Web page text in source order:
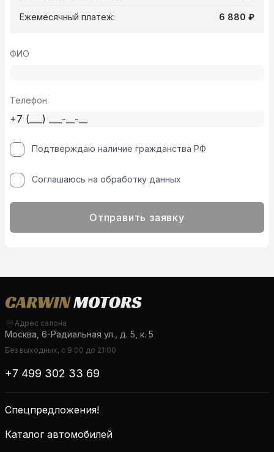
Ежемесячный платеж: 6 880 ₽
ФИО
Телефон
Подтверждаю наличие гражданства РФ
Соглашаюсь на обработку данных
Отправить заявку
Адрес салона
Москва, 6-Радиальная ул., д. 5, к. 5
Без выходных, с 9:00 до 21:00
+7 499 302 33 69
Спецпредложения!
Каталог автомобилей